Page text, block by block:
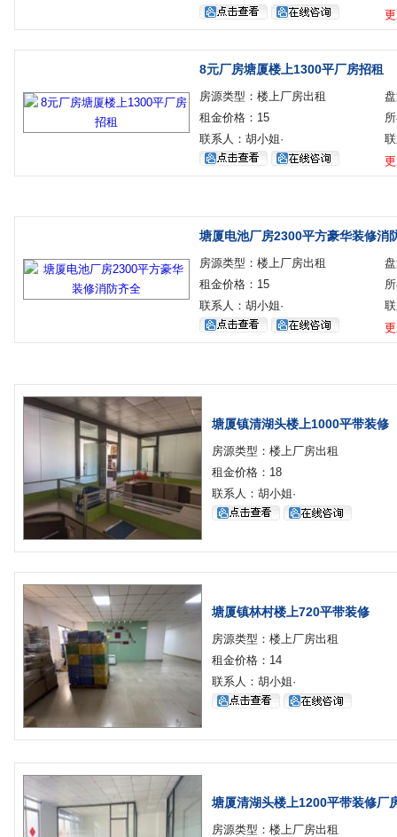
8元厂房塘厦楼上1300平厂房招租
房源类型：楼上厂房出租
租金价格：15
联系人：胡小姐·
塘厦电池厂房2300平方豪华装修消
房源类型：楼上厂房出租
租金价格：15
联系人：胡小姐·
塘厦镇清湖头楼上1000平带装修
房源类型：楼上厂房出租
租金价格：18
联系人：胡小姐·
塘厦镇林村楼上720平带装修
房源类型：楼上厂房出租
租金价格：14
联系人：胡小姐·
塘厦清湖头楼上1200平带装修厂
房源类型：楼上厂房出租